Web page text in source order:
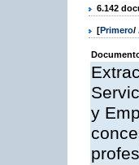
6.142
[Primero/
y